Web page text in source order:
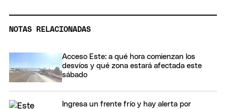
NOTAS RELACIONADAS
Acceso Este: a qué hora comienzan los
desvíos y qué zona estará afectada este
sábado
Ingresa un frente frío y hay alerta por